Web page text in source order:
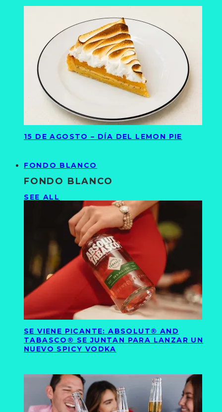
15 DE AGOSTO – DÍA DEL LEMON PIE
FONDO BLANCO
FONDO BLANCO
SEE ALL
SE VIENE PICANTE: ABSOLUT® AND
TABASCO® SE JUNTAN PARA LANZAR UN
NUEVO SPICY VODKA